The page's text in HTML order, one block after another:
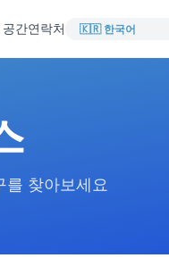
공간연락처
를 찾아보세요